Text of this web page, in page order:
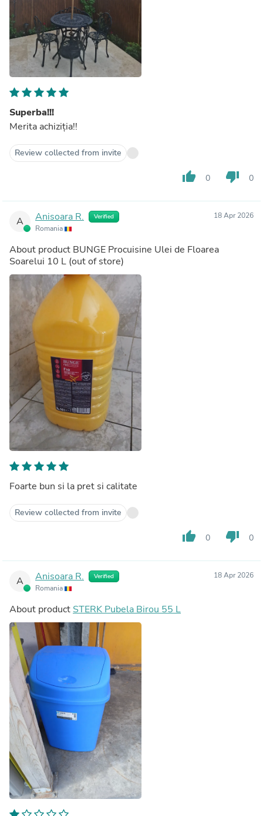
Superba!!!
Merita achiziția!!
Review collected from invite
thumb_up 0 thumb_down 0
A Anisoara R. Verified
Romania
18 Apr 2026
About product BUNGE Procuisine Ulei de Floarea
Soarelui 10 L (out of store)
Foarte bun si la pret si calitate
Review collected from invite
thumb_up 0 thumb_down 0
A Anisoara R. Verified
Romania
18 Apr 2026
About product STERK Pubela Birou 55 L